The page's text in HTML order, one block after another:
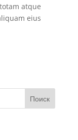
atque
eius
Поиск